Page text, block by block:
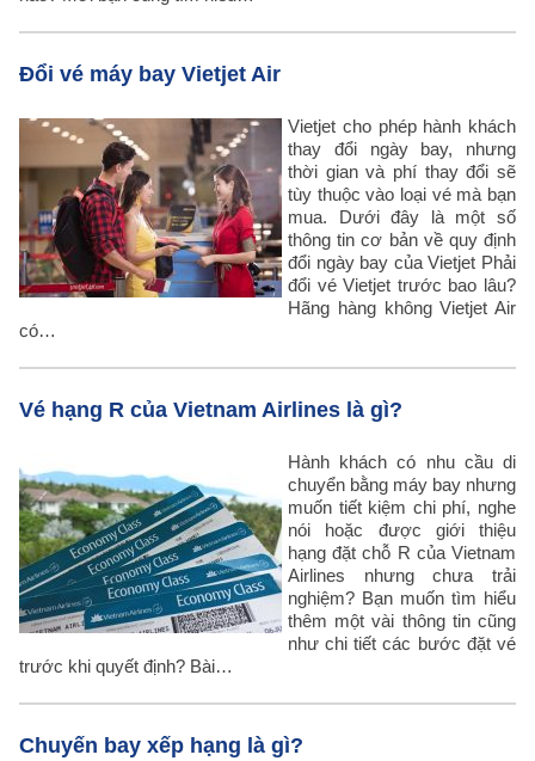
Đổi vé máy bay Vietjet Air
Vietjet cho phép hành khách
thay đổi ngày bay, nhưng
thời gian và phí thay đổi sẽ
tùy thuộc vào loại vé mà bạn
mua. Dưới đây là một số
thông tin cơ bản về quy định
đổi ngày bay của Vietjet Phải
đổi vé Vietjet trước bao lâu?
Hãng hàng không Vietjet Air
có…
Vé hạng R của Vietnam Airlines là gì?
Hành khách có nhu cầu di
chuyển bằng máy bay nhưng
muốn tiết kiệm chi phí, nghe
nói hoặc được giới thiệu
hạng đặt chỗ R của Vietnam
Airlines nhưng chưa trải
nghiệm? Bạn muốn tìm hiểu
thêm một vài thông tin cũng
như chi tiết các bước đặt vé
trước khi quyết định? Bài…
Chuyến bay xếp hạng là gì?